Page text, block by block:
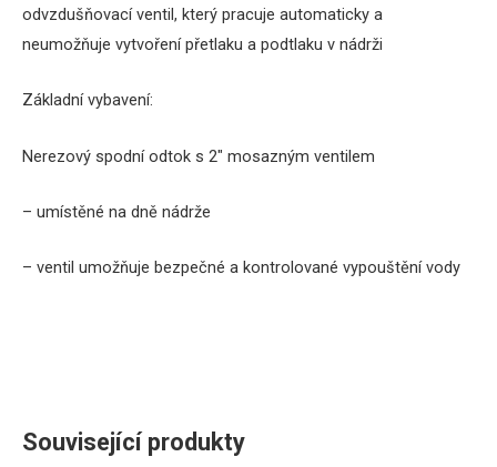
odvzdušňovací ventil, který pracuje automaticky a
neumožňuje vytvoření přetlaku a podtlaku v nádrži
Základní vybavení:
Nerezový spodní odtok s 2″ mosazným ventilem
– umístěné na dně nádrže
– ventil umožňuje bezpečné a kontrolované vypouštění vody
Související produkty